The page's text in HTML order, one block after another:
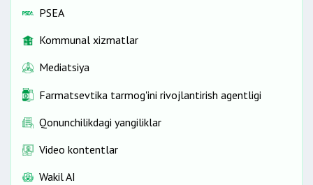
PSEA
Kommunal xizmatlar
Mediatsiya
Farmatsevtika tarmog'ini rivojlantirish agentligi
Qonunchilikdagi yangiliklar
Video kontentlar
Wakil AI